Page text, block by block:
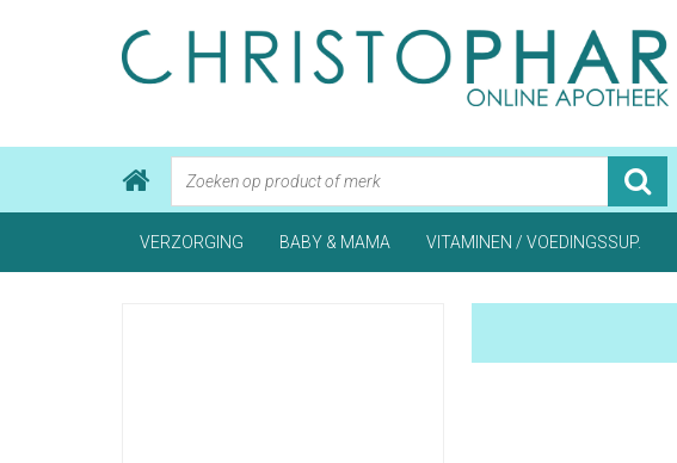
VERZORGING BABY & MAMA VITAMINEN / VOEDINGSSUP.